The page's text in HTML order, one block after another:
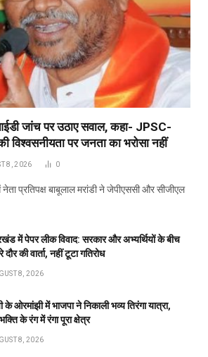
जांच पर उठाए सवाल, कहा- JPSC-
विश्वसनीयता पर जनता का भरोसा नहीं
8, 2026 0
प्रतिपक्ष बाबूलाल मरांडी ने जेपीएससी और सीजीएल
में पेपर लीक विवाद: सरकार और अभ्यर्थियों के बीच
दौर की वार्ता, नहीं टूटा गतिरोध
8, 2026
के ओरमांझी में भाजपा ने निकाली भव्य तिरंगा यात्रा,
के रंग में रंगा पूरा क्षेत्र
8, 2026